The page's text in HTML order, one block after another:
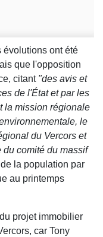
évolutions ont été
que l'opposition
citant "des avis et
de l'État et par les
la mission régionale
le
du Vercors et
comité du massif
la population par
au printemps
projet immobilier
car Tony